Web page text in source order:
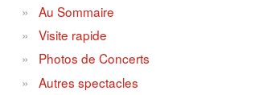
Au Sommaire
Visite rapide
Photos de Concerts
Autres spectacles